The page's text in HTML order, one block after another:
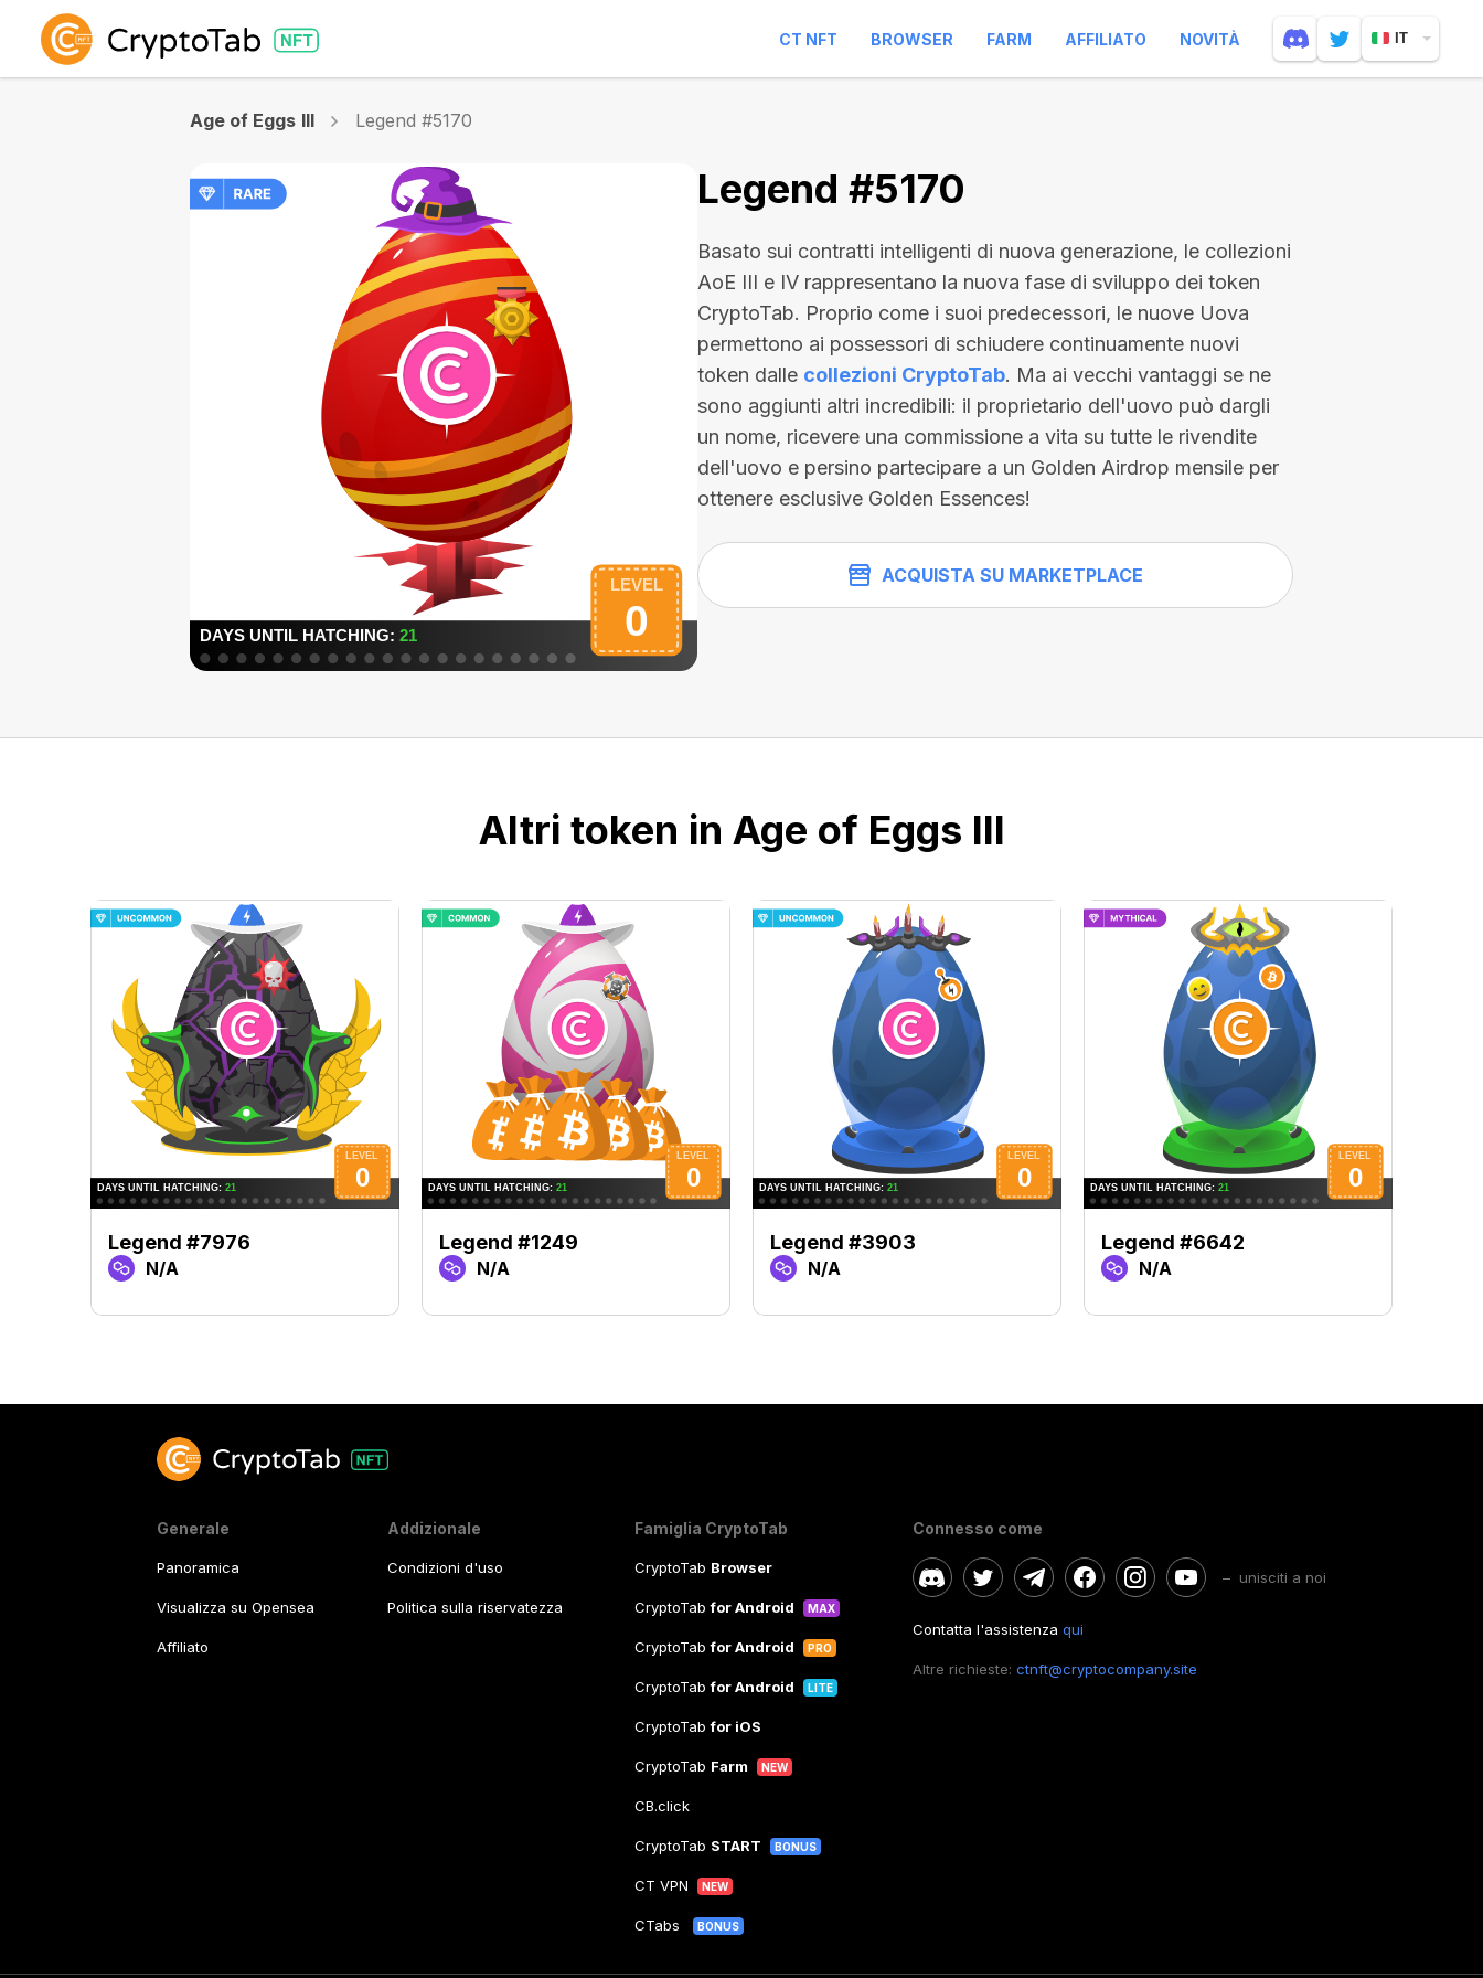
CT NFT BROWSER FARM AFFILIATO NOVITÀ IT
Age of Eggs III Legend #5170
Legend #5170
Basato sui contratti intelligenti di nuova generazione, le collezioni
AoE III e IV rappresentano la nuova fase di sviluppo dei token
CryptoTab. Proprio come i suoi predecessori, le nuove Uova
permettono ai possessori di schiudere continuamente nuovi
token dalle collezioni CryptoTab. Ma ai vecchi vantaggi se ne
sono aggiunti altri incredibili: il proprietario dell'uovo può dargli
un nome, ricevere una commissione a vita su tutte le rivendite
dell'uovo e persino partecipare a un Golden Airdrop mensile per
ottenere esclusive Golden Essences!
ACQUISTA SU MARKETPLACE
Altri token in Age of Eggs III
Legend #7976
N/A
Legend #1249
N/A
Legend #3903
N/A
Legend #6642
N/A
Generale
Panoramica
Visualizza su Opensea
Affiliato
Addizionale
Condizioni d'uso
Politica sulla riservatezza
Famiglia CryptoTab
CryptoTab Browser
CryptoTabfor Android MAX
CryptoTabfor Android PRO
CryptoTabfor Android LITE
CryptoTabfor iOS
CryptoTab Farm NEW
CB.click
CryptoTab START BONUS
CT VPN NEW
CTabs BONUS
Connesso come
– unisciti a noi
Contatta l'assistenza qui
Altre richieste: ctnft@cryptocompany.site